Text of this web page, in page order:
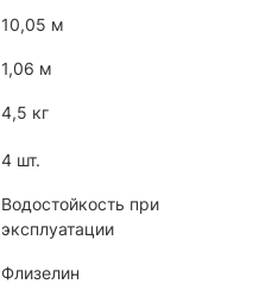
10,05 м
1,06 м
4,5 кг
4 шт.
Водостойкость при
эксплуатации
Флизелин